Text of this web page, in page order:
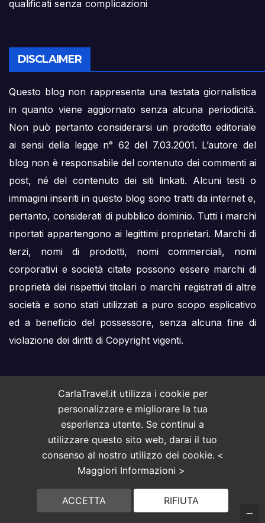
qualificati senza complicazioni
DISCLAIMER
Questo blog non rappresenta una testata giornalistica
in quanto viene aggiornato senza alcuna periodicità.
Non può pertanto considerarsi un prodotto editoriale
ai sensi della legge n° 62 del 7.03.2001. L’autore del
blog non è responsabile del contenuto dei commenti ai
post, né del contenuto dei siti linkati. Alcuni testi o
immagini inseriti in questo blog sono tratti da internet e,
pertanto, considerati di pubblico dominio. Tutti i marchi
riportati appartengono ai legittimi proprietari. Marchi di
terzi, nomi di prodotti, nomi commerciali, nomi
corporativi e società citate possono essere marchi di
proprietà dei rispettivi titolari o marchi registrati di altre
società e sono stati utilizzati a puro scopo esplicativo
ed a beneficio del possessore, senza alcuna fine di
violazione dei diritti di Copyright vigenti.
CarlaTravel.it utilizza i cookie per
personalizzare e migliorare la tua
esperienza utente. Se continui a
utilizzare questo sito web, darai il tuo
consenso al nostro utilizzo dei cookie. <
Maggiori Informazioni >
ACCETTA RIFIUTA